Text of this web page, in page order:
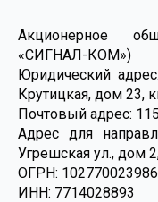
Акционерное
«СИГНАЛ-КОМ»)
Юридический
Крутицкая, дом 23,
Почтовый адрес:
Адрес для
Угрешская ул., дом
ОГРН:
ИНН: 7714028893